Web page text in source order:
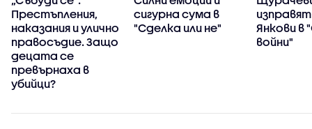
Престъпления,
наказания и улично
правосъдие. Защо
децата се
превърнаха в
убийци?
сигурна сума в
"Сделка или не"
Янкови в
войни"